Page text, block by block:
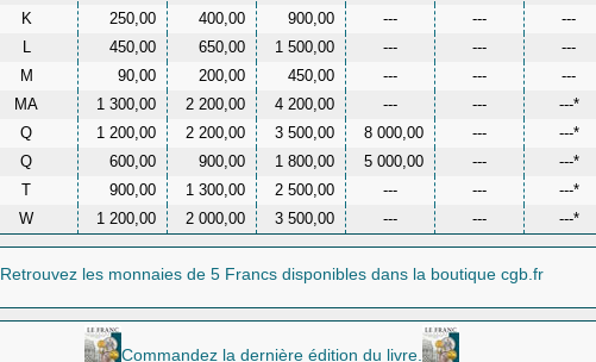
K 250,00 400,00 900,00 --- --- ---
L 450,00 650,00 1 500,00 --- --- ---
M 90,00 200,00 450,00 --- --- ---
MA 1 300,00 2 200,00 4 200,00 --- --- ---*
Q 1 200,00 2 200,00 3 500,00 8 000,00 --- ---*
Q 600,00 900,00 1 800,00 5 000,00 --- ---*
T 900,00 1 300,00 2 500,00 --- --- ---*
W 1 200,00 2 000,00 3 500,00 --- --- ---*
Retrouvez les monnaies de 5 Francs disponibles dans la boutique cgb.fr
Commandez la dernière édition du livre.